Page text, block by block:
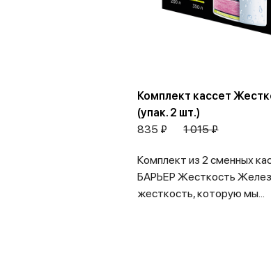
Комплект кассет
(упак. 2 шт.)
835 ₽
1 015 ₽
Комплект из 2 сменных
БАРЬЕР Жесткость
жесткость, которую мы...